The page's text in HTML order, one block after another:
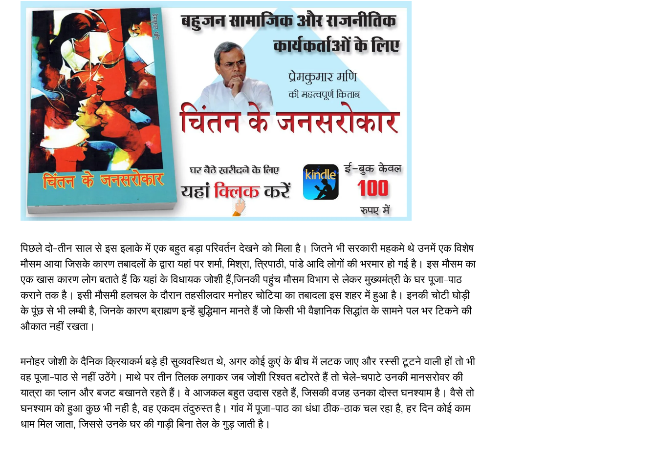
पिछले दो-तीन साल से इस इलाके में एक बहुत बड़ा परिवर्तन देखने को मिला है। जितने भी सरकारी महकमे थे उनमें एक विशेष
मौसम आया जिसके कारण तबादलों के द्वारा यहां पर शर्मा, मिश्रा, त्रिपाठी, पांडे आदि लोगों की भरमार हो गई है। इस मौसम का
एक खास कारण लोग बताते हैं कि यहां के विधायक जोशी हैं,जिनकी पहुंच मौसम विभाग से लेकर मुख्यमंत्री के घर पूजा-पाठ
कराने तक है। इसी मौसमी हलचल के दौरान तहसीलदार मनोहर चोटिया का तबादला इस शहर में हुआ है। इनकी चोटी घोड़ी
के पूंछ से भी लम्बी है, जिनके कारण ब्राह्मण इन्हें बुद्धिमान मानते हैं जो किसी भी वैज्ञानिक सिद्धांत के सामने पल भर टिकने की
औकात नहीं रखता।
मनोहर जोशी के दैनिक क्रियाकर्म बड़े ही सुव्यवस्थित थे, अगर कोई कुएं के बीच में लटक जाए और रस्सी टूटने वाली हों तो भी
वह पूजा-पाठ से नहीं उठेंगे। माथे पर तीन तिलक लगाकर जब जोशी रिश्वत बटोरते हैं तो चेले-चपाटे उनकी मानसरोवर की
यात्रा का प्लान और बजट बखानते रहते हैं। वे आजकल बहुत उदास रहते हैं, जिसकी वजह उनका दोस्त घनश्याम है। वैसे तो
घनश्याम को हुआ कुछ भी नही है, वह एकदम तंदुरुस्त है। गांव में पूजा-पाठ का धंधा ठीक-ठाक चल रहा है, हर दिन कोई काम
धाम मिल जाता, जिससे उनके घर की गाड़ी बिना तेल के गुड़ जाती है।